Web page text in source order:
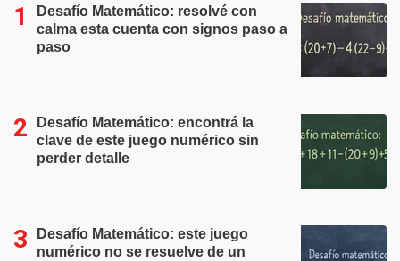
Desafío Matemático: resolvé con
calma esta cuenta con signos paso a
paso
Desafío Matemático: encontrá la
clave de este juego numérico sin
perder detalle
Desafío Matemático: este juego
numérico no se resuelve de un